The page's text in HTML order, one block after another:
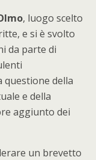
, luogo scelto
e si è svolto
da parte di
questione della
e della
aggiunto dei
un brevetto